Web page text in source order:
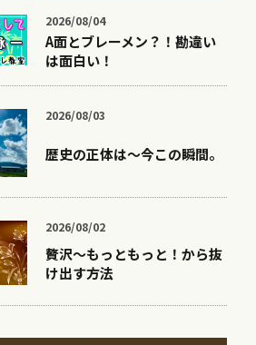
2026/08/04
A面とブレーメン？！勘違い
は面白い！
2026/08/03
歴史の正体は〜今この瞬間。
2026/08/02
贅沢〜もっともっと！から抜
け出す方法